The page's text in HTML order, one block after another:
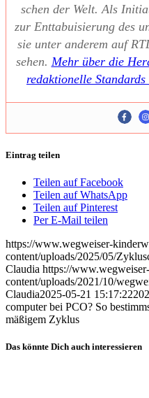
schen der Welt. Als
zur Ent­ta­bui­sie­rung des
sie unter ande­rem auf
sehen. Mehr über die
redak­tio­nel­le
Eintrag teilen
Teilen auf Facebook
Teilen auf WhatsApp
Teilen auf Pinterest
Per E-Mail teilen
https://www.wegweiser-
content/uploads/2025/05/
Claudia https://
content/uploads/2021/10/
Claudia2025-05-21 15:17:22
com­pu­ter bei PCO? So
mä­ßi­gem Zyklus
Das könnte Dich auch interessieren